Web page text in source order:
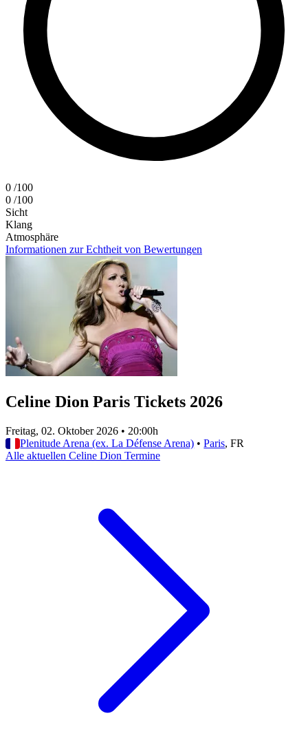
0 /100
0 /100
Sicht
Klang
Atmosphäre
Informationen zur Echtheit von Bewertungen
Celine Dion Paris Tickets 2026
Freitag, 02. Oktober 2026 • 20:00h
Plenitude Arena (ex. La Défense Arena) • Paris, FR
Alle aktuellen Celine Dion Termine